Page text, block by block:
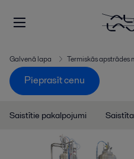
Galvenā lapa Termiskās apstrādes
Pieprasīt cenu
Saistītie pakalpojumi